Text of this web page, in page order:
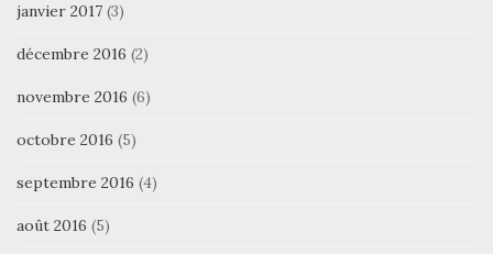
janvier 2017 (3)
décembre 2016 (2)
novembre 2016 (6)
octobre 2016 (5)
septembre 2016 (4)
août 2016 (5)